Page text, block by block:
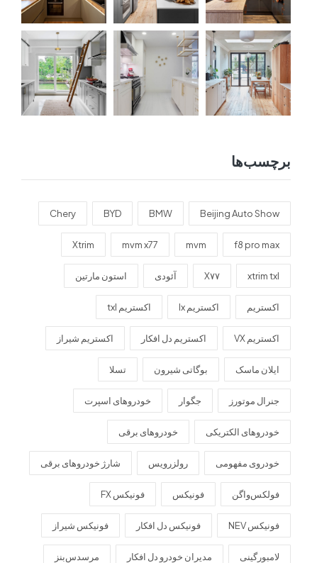
برچسب‌ها
Beijing Auto Show
BMW
BYD
Chery
f8 pro max
mvm
mvm x77
Xtrim
xtrim txl X۷۷ آئودی استون مارتین
اکستریم اکستریم lx اکستریم txl
اکستریم VX اکستریم دل افکار اکستریم شیراز
ایلان ماسک بوگاتی شیرون تسلا
جنرال موتورز جگوار خودروهای اسپرت
خودروهای الکتریکی خودروهای برقی
خودروی مفهومی رولزرویس شارژ خودروهای برقی
فولکس‌واگن فونیکس فونیکس FX
فونیکس NEV فونیکس دل افکار فونیکس شیراز
لامبورگینی مدیران خودرو دل افکار مرسدس‌بنز